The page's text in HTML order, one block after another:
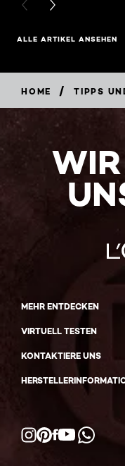
PREVIOUS CARD
NEXT CARD
ALLE ARTIKEL ANSEHEN
HOME / TIPPS
MEHR ENTDECKEN
VIRTUELL TESTEN
KONTAKTIERE UNS
Facebook
YouTube